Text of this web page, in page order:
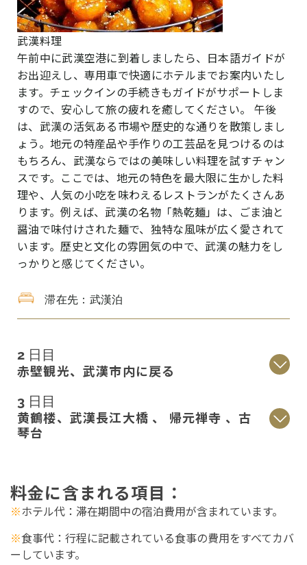
武漢料理
午前中に武漢空港に到着しましたら、日本語ガイドが
お出迎えし、専用車で快適にホテルまでお案内いたし
ます。チェックインの手続きもガイドがサポートしま
すので、安心して旅の疲れを癒してください。
午後
は、武漢の活気ある市場や歴史的な通りを散策しまし
ょう。地元の特産品や手作りの工芸品を見つけるのは
もちろん、武漢ならではの美味しい料理を試すチャン
スです。ここでは、地元の特色を最大限に生かした料
理や、人気の小吃を味わえるレストランがたくさんあ
ります。例えば、武漢の名物「熱乾麺」は、ごま油と
醤油で味付けされた麺で、独特な風味が広く愛されて
います。歴史と文化の雰囲気の中で、武漢の魅力をし
っかりと感じてください。
滞在先：武漢泊
2 日目
赤壁観光、武漢市内に戻る
3 日目
黄鶴楼、武漢長江大橋 、 帰元禅寺 、古
琴台
料金に含まれる項目 ：
※ホテル代 ：滞在期間中の宿泊費用が含まれています。
※食事代 ：行程に記載されている食事の費用をすべてカバ
ーしています。